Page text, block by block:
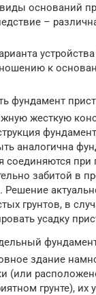
оснований
–
к
фундамент
жесткую
аналогична
соединяются
забитой в
Решение
грунтов, в
усадку
здание
(или
грунте), их